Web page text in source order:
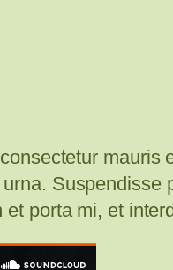
porta mi, et